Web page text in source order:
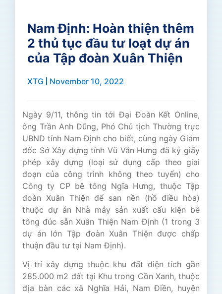
Nam Định: Hoàn thiện thêm
2 thủ tục đầu tư loạt dự án
của Tập đoàn Xuân Thiện
XTG November 10, 2022
Ngày 9/11, thông tin tới Đại Đoàn Kết Online,
ông Trần Anh Dũng, Phó Chủ tịch Thường trực
UBND tỉnh Nam Định cho biết, cùng ngày Giám
đốc Sở Xây dựng tỉnh Vũ Văn Hưng đã ký giấy
phép xây dựng (loại sử dụng cấp theo giai
đoạn của công trình không theo tuyến) cho
Công ty CP bê tông Ngĩa Hưng, thuộc Tập
đoàn Xuân Thiện để san nền (hồ điều hòa)
thuộc dự án Nhà máy sản xuất cấu kiện bê
tông đúc sẵn Xuân Thiện Nam Định (1 trong 3
dự án lớn Tập đoàn Xuân Thiện được chấp
thuận đầu tư tại Nam Định).
Vị trí xây dựng thuộc khu đất diện tích gần
285.000 m2 đất tại Khu trong Cồn Xanh, thuộc
địa bàn các xã Nghĩa Hải, Nam Điền, huyện